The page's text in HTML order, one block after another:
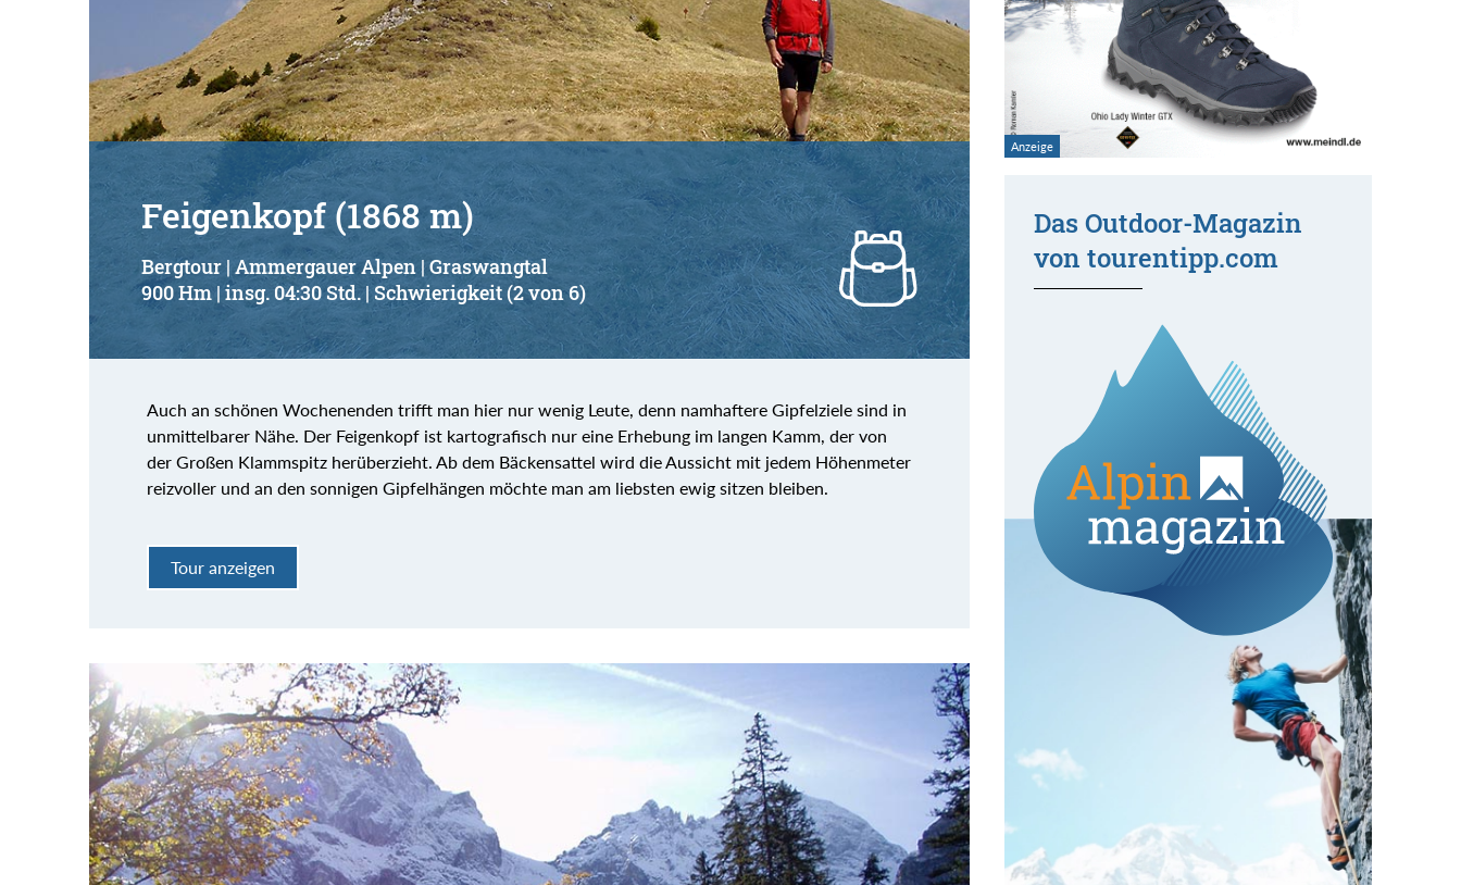
Feigenkopf (1868 m)
Bergtour | Ammergauer Alpen | Graswangtal
900 Hm | insg. 04:30 Std. | Schwierigkeit (2 von 6)
Auch an schönen Wochenenden trifft man hier nur wenig Leute, denn namhaftere Gipfelziele sind in
unmittelbarer Nähe. Der Feigenkopf ist kartografisch nur eine Erhebung im langen Kamm, der von
der Großen Klammspitz herüberzieht. Ab dem Bäckensattel wird die Aussicht mit jedem Höhenmeter
reizvoller und an den sonnigen Gipfelhängen möchte man am liebsten ewig sitzen bleiben.
Tour anzeigen
Das Outdoor-Magazin
von tourentipp.com